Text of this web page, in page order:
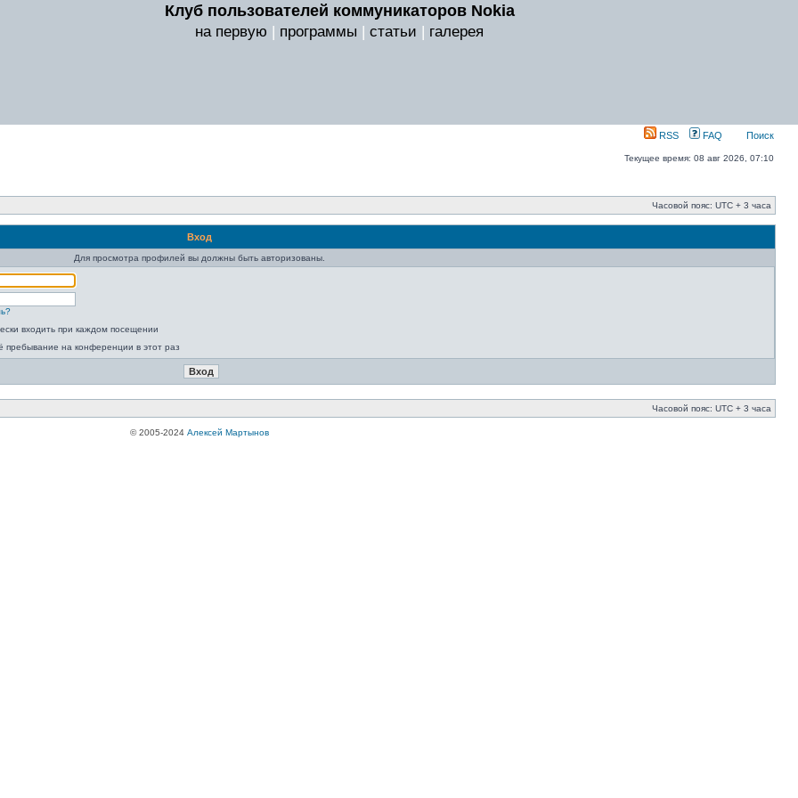
Клуб пользователей коммуникаторов Nokia
на первую | программы | статьи | галерея
RSS FAQ Поиск
Текущее время: 08 авг 2026, 07:10
Часовой пояс: UTC + 3 часа
Вход
Для просмотра профилей вы должны быть авторизованы.
входить при каждом посещении
пребывание на конференции в этот раз
Часовой пояс: UTC + 3 часа
© 2005-2024 Алексей Мартынов